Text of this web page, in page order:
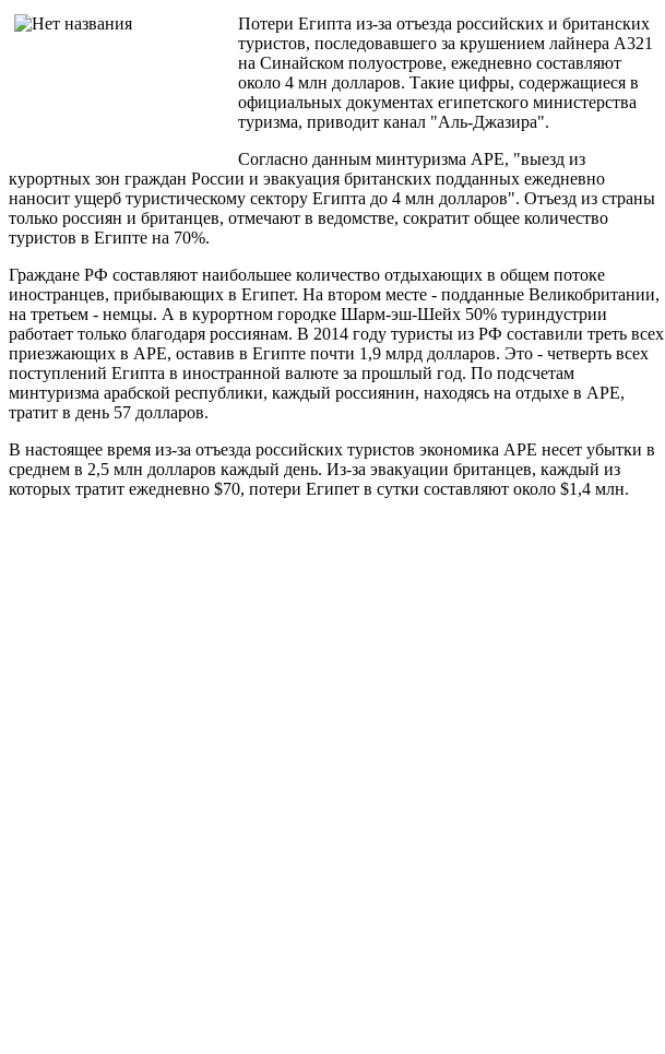
Потери Египта из-за отъезда российских и британских
туристов, последовавшего за крушением лайнера А321
на Синайском полуострове, ежедневно составляют
около 4 млн долларов. Такие цифры, содержащиеся в
официальных документах египетского министерства
туризма, приводит канал "Аль-Джазира".
Согласно данным минтуризма АРЕ, "выезд из
курортных зон граждан России и эвакуация британских подданных ежедневно
наносит ущерб туристическому сектору Египта до 4 млн долларов". Отъезд из страны
только россиян и британцев, отмечают в ведомстве, сократит общее количество
туристов в Египте на 70%.
Граждане РФ составляют наибольшее количество отдыхающих в общем потоке
иностранцев, прибывающих в Египет. На втором месте - подданные Великобритании,
на третьем - немцы. А в курортном городке Шарм-эш-Шейх 50% туриндустрии
работает только благодаря россиянам. В 2014 году туристы из РФ составили треть всех
приезжающих в АРЕ, оставив в Египте почти 1,9 млрд долларов. Это - четверть всех
поступлений Египта в иностранной валюте за прошлый год. По подсчетам
минтуризма арабской республики, каждый россиянин, находясь на отдыхе в АРЕ,
тратит в день 57 долларов.
В настоящее время из-за отъезда российских туристов экономика АРЕ несет убытки в
среднем в 2,5 млн долларов каждый день. Из-за эвакуации британцев, каждый из
которых тратит ежедневно $70, потери Египет в сутки составляют около $1,4 млн.